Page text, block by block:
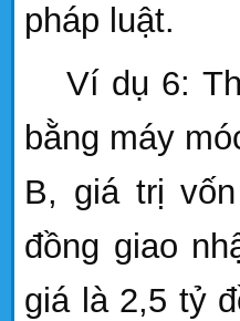
pháp luật.
Ví dụ 6:
bằng máy
B, giá trị
đồng giao
giá là 2,5 tỷ